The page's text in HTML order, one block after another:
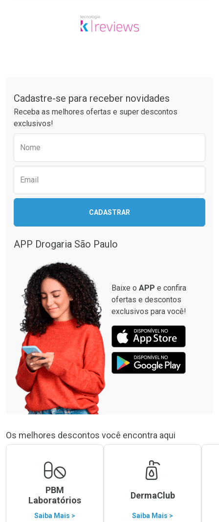
Cadastre-se para receber novidades
Receba as melhores ofertas e super descontos
exclusivos!
Nome
Email
CADASTRAR
APP Drogaria São Paulo
Baixe o APP e confira
ofertas e descontos
exclusivos para você!
Os melhores descontos você encontra aqui
PBM
Laboratórios
Saiba Mais >
DermaClub
Saiba Mais >